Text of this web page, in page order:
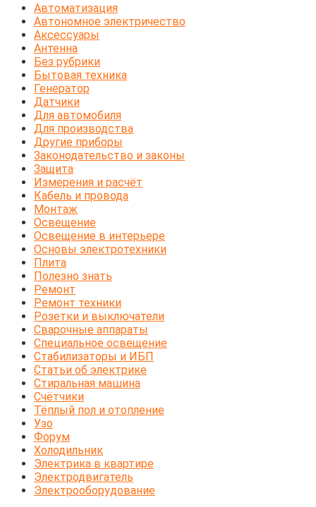
Автоматизация
Автономное электричество
Аксессуары
Антенна
Без рубрики
Бытовая техника
Генератор
Датчики
Для автомобиля
Для производства
Другие приборы
Законодательство и законы
Защита
Измерения и расчёт
Кабель и провода
Монтаж
Освещение
Освещение в интерьере
Основы электротехники
Плита
Полезно знать
Ремонт
Ремонт техники
Розетки и выключатели
Сварочные аппараты
Специальное освещение
Стабилизаторы и ИБП
Статьи об электрике
Стиральная машина
Счётчики
Тёплый пол и отопление
Узо
Форум
Холодильник
Электрика в квартире
Электродвигатель
Электрооборудование